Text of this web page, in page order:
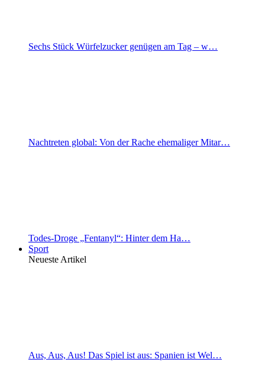
Sechs Stück Würfelzucker genügen am Tag – w…
Nachtreten global: Von der Rache ehemaliger Mitar…
Todes-Droge „Fentanyl“: Hinter dem Ha…
Sport
Neueste Artikel
Aus, Aus, Aus! Das Spiel ist aus: Spanien ist Wel…